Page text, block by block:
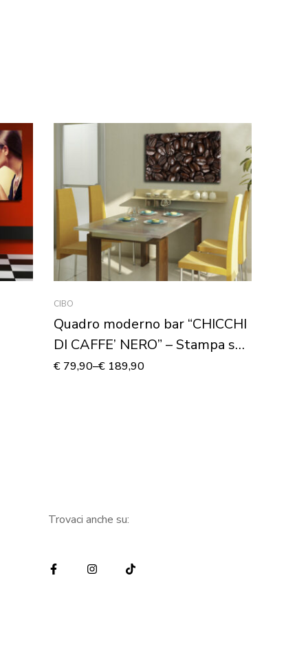
CIBO
Quadro moderno bar “CHICCHI
DI CAFFE’ NERO” – Stampa su
tela
€79,90–€189,90
Trovaci anche su: